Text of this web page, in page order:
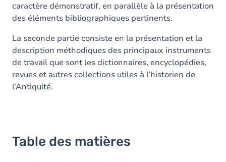
caractère démonstratif, en parallèle à la présentation
des éléments bibliographiques pertinents.
La seconde partie consiste en la présentation et la
description méthodiques des principaux instruments
de travail que sont les dictionnaires, encyclopédies,
revues et autres collections utiles à l’historien de
l’Antiquité.
Table des matières